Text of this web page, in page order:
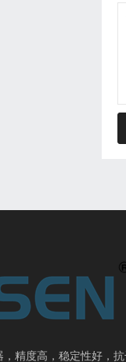
精度高，稳定性好，